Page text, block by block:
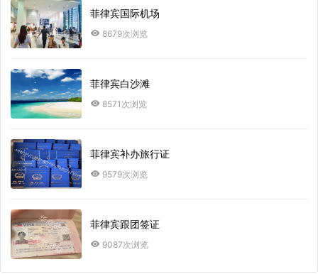
菲律宾国际机场
8679次浏览
菲律宾白沙滩
8571次浏览
菲律宾补办旅行证
9579次浏览
菲律宾跟团签证
9087次浏览